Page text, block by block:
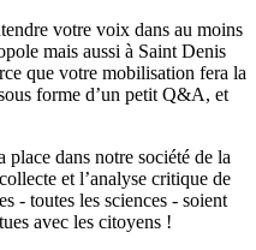
votre voix dans au moins
mais aussi à Saint Denis
que votre mobilisation fera la
forme d’un petit Q&A, et
dans notre société de la
et l’analyse critique de
- toutes les sciences - soient
avec les citoyens !